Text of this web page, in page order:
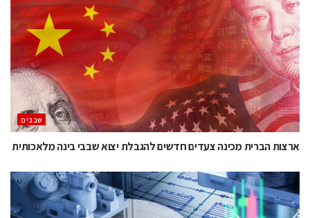
‫שבבים‬
ארצות הברית מכינה צעדים חדשים להגבלת יצוא שבבי בינה מלאכותית